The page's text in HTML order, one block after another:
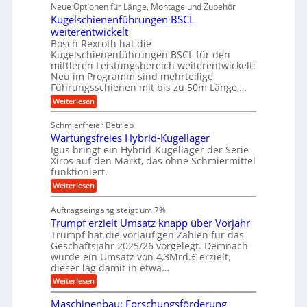
e
U
m
g
e
b
u
n
g
e
n
n
g
l
e
n
r
ä
z
i
s
e
H
u
b
b
e
w
e
g
u
n
g
e
n
r
A
u
t
o
m
o
t
i
v
e
n
d
M
a
s
c
h
i
e
n
b
a
u
g
i
t
a
l
e
r
W
e
r
k
z
e
u
g
k
r
e
i
s
a
u
f
Neue Optionen für Länge, Montage und Zubehör
Kugelschienenführungen BSCL
weiterentwickelt
Bosch Rexroth hat die
Kugelschienenführungen BSCL für den
mittleren Leistungsbereich weiterentwickelt:
Neu im Programm sind mehrteilige
Führungsschienen mit bis zu 50m Länge,…
Weiterlesen:
K
g
e
l
s
c
h
i
e
e
n
f
ü
h
r
u
n
g
e
Schmierfreier Betrieb
Wartungsfreies Hybrid-Kugellager
Igus bringt ein Hybrid-Kugellager der Serie
Xiros auf den Markt, das ohne Schmiermittel
funktioniert.
Weiterlesen:
W
r
t
u
n
g
s
f
r
e
i
Auftragseingang steigt um 7%
Trumpf erzielt Umsatz knapp über Vorjahr
Trumpf hat die vorläufigen Zahlen für das
Geschäftsjahr 2025/26 vorgelegt. Demnach
wurde ein Umsatz von 4,3Mrd.€ erzielt,
dieser lag damit in etwa…
Weiterlesen:
T
Maschinenbau: Forschungsförderung